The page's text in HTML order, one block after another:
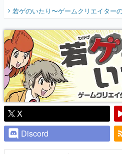
開く。業界
『少年ジャ
り】
若ゲのいたり〜ゲームクリエイター
X
Discord